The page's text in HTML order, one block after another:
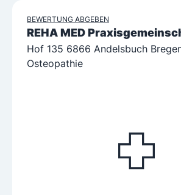
BEWERTUNG ABGEBEN
REHA MED
Hof 135 6866 Andelsbuch
Osteopathie